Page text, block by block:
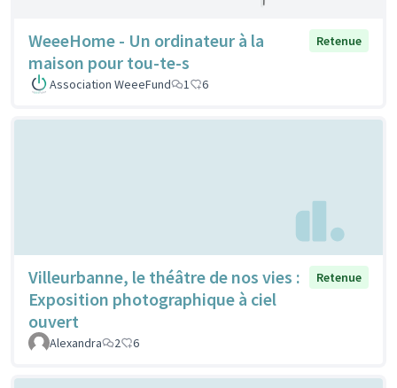
WeeeHome - Un ordinateur à la
maison pour tou-te-s
Retenue
Association WeeeFund 1 6
Villeurbanne, le théâtre de nos vies :
Exposition photographique à ciel
ouvert
Retenue
Alexandra 2 6